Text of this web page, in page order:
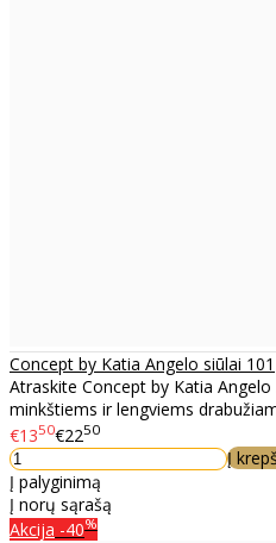
Concept by Katia Angelo siūlai 101
Atraskite Concept by Katia
minkštiems ir lengviems
€1350€2250
Į
Į palyginimą
Į norų sąrašą
Akcija -40%